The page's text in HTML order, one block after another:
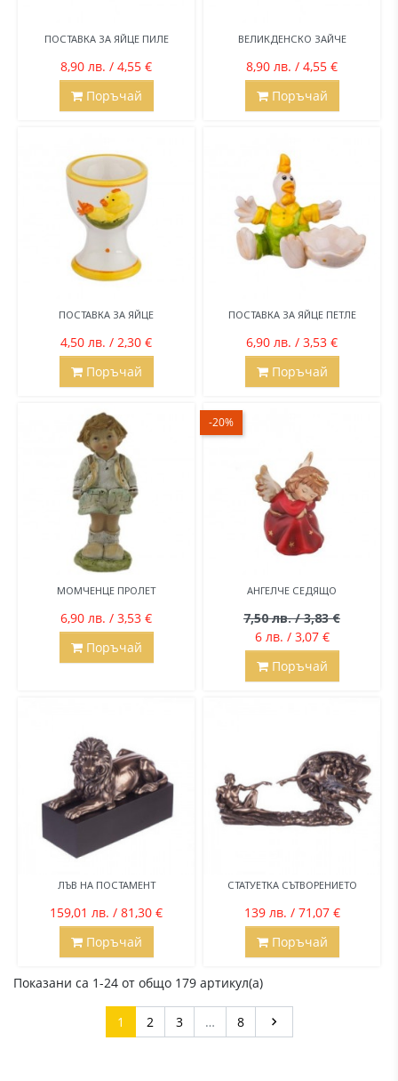
ПОСТАВКА ЗА ЯЙЦЕ ПИЛЕ
8,90 лв. / 4,55 €
Поръчай
ВЕЛИКДЕНСКО ЗАЙЧЕ
8,90 лв. / 4,55 €
Поръчай
ПОСТАВКА ЗА ЯЙЦЕ
4,50 лв. / 2,30 €
Поръчай
ПОСТАВКА ЗА ЯЙЦЕ ПЕТЛЕ
6,90 лв. / 3,53 €
Поръчай
МОМЧЕНЦЕ ПРОЛЕТ
6,90 лв. / 3,53 €
Поръчай
АНГЕЛЧЕ СЕДЯЩО
7,50 лв. / 3,83 €
6 лв. / 3,07 €
-20%
Поръчай
ЛЪВ НА ПОСТАМЕНТ
159,01 лв. / 81,30 €
Поръчай
СТАТУЕТКА СЪТВОРЕНИЕТО
139 лв. / 71,07 €
Поръчай
Показани са 1-24 от общо 179 артикул(а)
1 2 3 … 8 Напред
